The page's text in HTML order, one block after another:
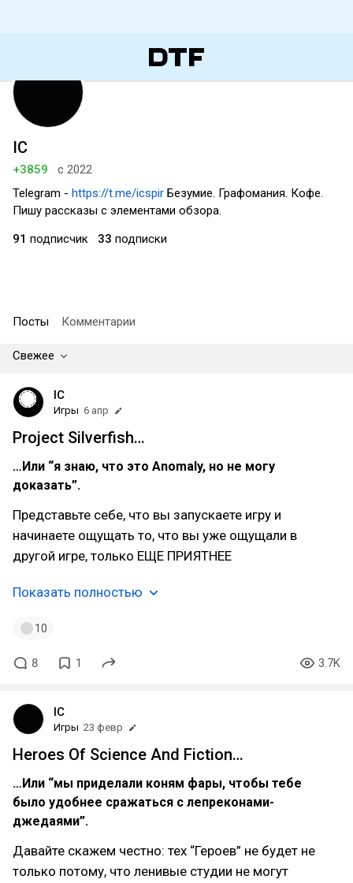
IC
+3859
с 2022
Telegram - https://t.me/icspir Безумие. Графомания. Кофе.
Пишу рассказы с элементами обзора.
91 подписчик 33 подписки
Посты Комментарии
Свежее
IC
Игры 6 апр
Project Silverfish…
…Или “я знаю, что это Anomaly, но не могу
доказать”.
Представьте себе, что вы запускаете игру и
начинаете ощущать то, что вы уже ощущали в
другой игре, только ЕЩЕ ПРИЯТНЕЕ
Показать полностью
10
8 1 3.7K
IC
Игры 23 февр
Heroes Of Science And Fiction…
…Или “мы приделали коням фары, чтобы тебе
было удобнее сражаться с лепреконами-
джедаями”.
Давайте скажем честно: тех “Героев” не будет не
только потому, что ленивые студии не могут